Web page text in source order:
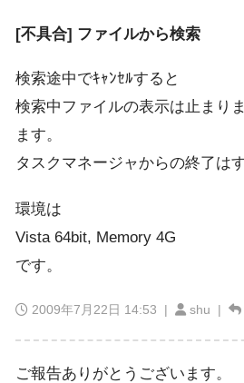
[不具合] ファイルから検索
検索途中でｷｬﾝｾﾙすると
検索中ファイルの表示は止まり
ます。
タスクマネージャからの終了は
環境は
Vista 64bit, Memory 4G
です。
2009年7月22日 14:53 | shu |
ご報告ありがとうございます。